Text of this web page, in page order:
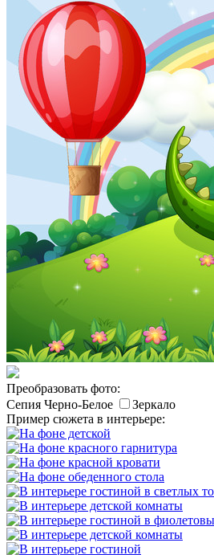
Преобразовать фото:
Сепия Черно-Белое
Зеркало
Пример сюжета в интерьере: